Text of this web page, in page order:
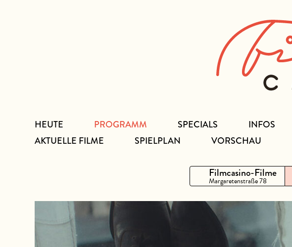
HEUTE
PROGRAMM
AKTUELLE FILME
SPIELPLAN VORSCHAU
SPECIALS INFOS
Filmcasino-Filme
Margaretenstraße 78